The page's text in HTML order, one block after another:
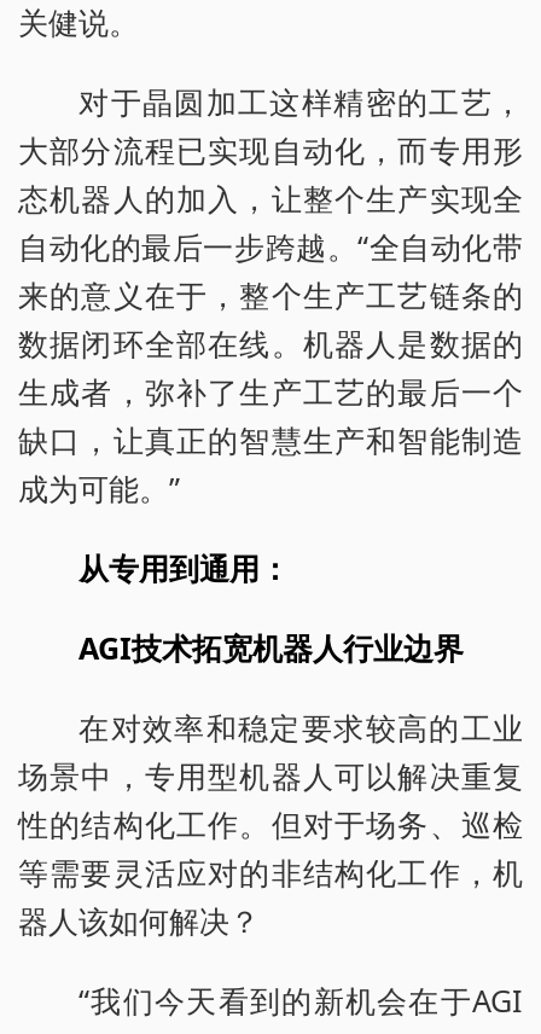
关健说。
对于晶圆加工这样精密的工艺，
大部分流程已实现自动化，而专用形
态机器人的加入，让整个生产实现全
自动化的最后一步跨越。“全自动化带
来的意义在于，整个生产工艺链条的
数据闭环全部在线。机器人是数据的
生成者，弥补了生产工艺的最后一个
缺口，让真正的智慧生产和智能制造
成为可能。”
从专用到通用：
AGI技术拓宽机器人行业边界
在对效率和稳定要求较高的工业
场景中，专用型机器人可以解决重复
性的结构化工作。但对于场务、巡检
等需要灵活应对的非结构化工作，机
器人该如何解决？
“我们今天看到的新机会在于AGI